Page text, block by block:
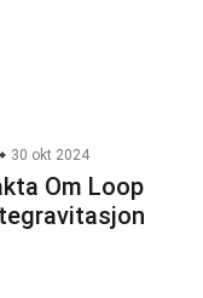
30 okt 2024
Om Loop